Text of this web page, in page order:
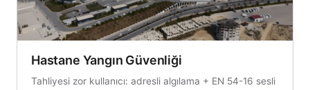
Hastane Yangın Güvenliği
Tahliyesi zor kullanıcı: adresli algılama + EN 54-16 sesli